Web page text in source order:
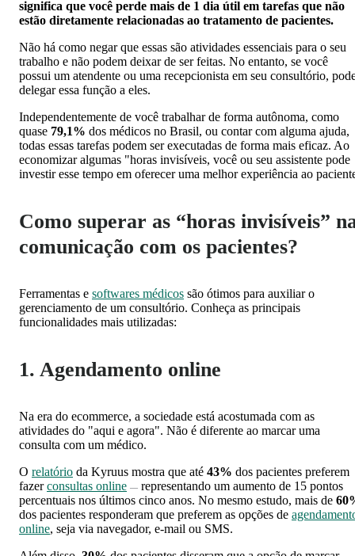
significa que você perde mais de 1 dia útil em tarefas que não
estão diretamente relacionadas ao tratamento de pacientes.
Não há como negar que essas são atividades essenciais para o seu
trabalho e não podem deixar de ser feitas. No entanto, se você
possui um atendente ou uma recepcionista em seu consultório,
delegar essa função a eles.
Independentemente de você trabalhar de forma autônoma, como
quase 79,1% dos médicos no Brasil, ou contar com alguma ajuda,
todas essas tarefas podem ser executadas de forma mais eficaz. Ao
economizar algumas "horas invisíveis, você ou seu assistente pode
investir esse tempo em oferecer uma melhor experiência ao
Como superar as “horas invisíveis”
comunicação com os pacientes?
Ferramentas e softwares médicos são ótimos para auxiliar o
gerenciamento de um consultório. Conheça as principais
funcionalidades mais utilizadas:
1. Agendamento online
Na era do ecommerce, a sociedade está acostumada com as
atividades do "aqui e agora". Não é diferente ao marcar uma
consulta com um médico.
O relatório da Kyruus mostra que até 43% dos pacientes preferem
fazerconsultas online — representando um aumento de 15 pontos
percentuais nos últimos cinco anos. No mesmo estudo, mais de
dos pacientes responderam que preferem as opções de
online, seja via navegador, e-mail ou SMS.